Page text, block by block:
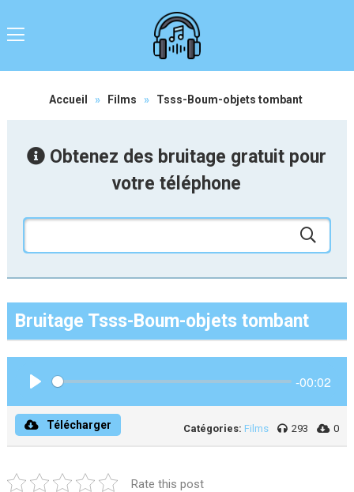
Accueil » Films » Tsss-Boum-objets tombant
Obtenez des bruitage gratuit pour
votre téléphone
Bruitage Tsss-Boum-objets tombant
-00:02
Télécharger Catégories: Films 293 0
Rate this post